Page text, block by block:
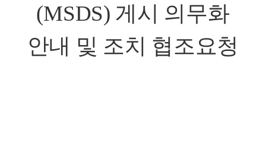
(MSDS) 게시 의무화
안내 및 조치 협조요청